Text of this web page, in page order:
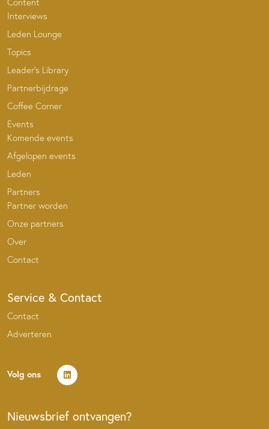
Content
Interviews
Leden Lounge
Topics
Leader’s Library
Partnerbijdrage
Coffee Corner
Events
Komende events
Afgelopen events
Leden
Partners
Partner worden
Onze partners
Over
Contact
Service & Contact
Contact
Adverteren
Volg ons
Nieuwsbrief ontvangen?